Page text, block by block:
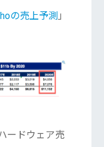
の売上予測 」
ードウェア売